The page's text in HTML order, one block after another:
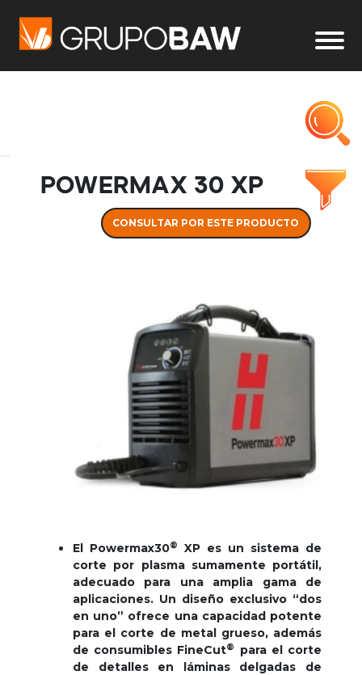
Powermax 30 XP
CONSULTAR POR ESTE PRODUCTO
El Powermax30®
XP es un sistema de
corte por plasma sumamente portátil,
adecuado para una amplia gama de
aplicaciones. Un diseño exclusivo “dos
en uno” ofrece una capacidad potente
para el corte de metal grueso, además
de consumibles FineCut®
para el corte
de detalles en láminas delgadas de